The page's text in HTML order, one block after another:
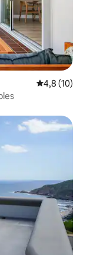
Évaluation
4,8 (10)